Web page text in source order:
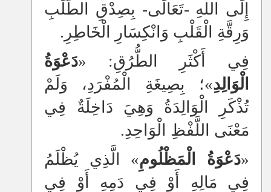
إِلَى اللهِ -تَعَالَى- بِصِدْقِ الطَّلَبِ
وَرِقَّةِ الْقَلْبِ وَانْكِسَارِ الْخَاطِرِ.
فِي أَكْثَرِ الطُّرُقِ: «دَعْوَةُ
الْوَالِدِ»؛ بِصِيغَةِ الْمُفْرَدِ، وَلَمْ
تُذْكَرِ الْوَالِدَةُ وَهِيَ دَاخِلَةٌ فِي
مَعْنَى اللَّفْظِ الْوَاحِدِ.
«دَعْوَةُ الْمَظْلُومِ» الَّذِي يُظْلَمُ
فِي مَالِهِ أَوْ فِي دَمِهِ أَوْ فِي